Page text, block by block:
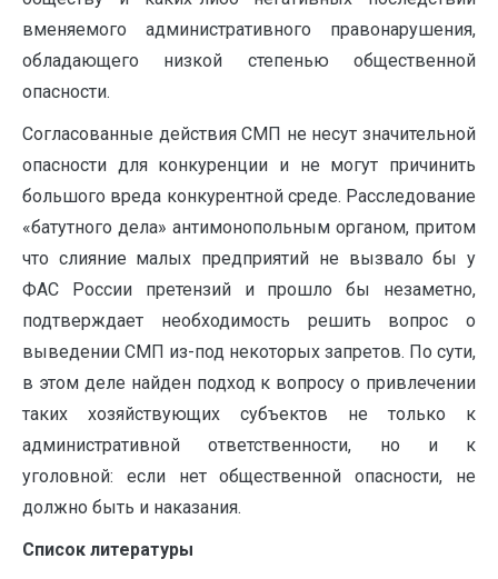
вменяемого административного правонарушения,
обладающего низкой степенью общественной
опасности.
Согласованные действия СМП не несут значительной
опасности для конкуренции и не могут причинить
большого вреда конкурентной среде. Расследование
«батутного дела» антимонопольным органом, притом
что слияние малых предприятий не вызвало бы у
ФАС России претензий и прошло бы незаметно,
подтверждает необходимость решить вопрос о
выведении СМП из-под некоторых запретов. По сути,
в этом деле найден подход к вопросу о привлечении
таких хозяйствующих субъектов не только к
административной ответственности, но и к
уголовной: если нет общественной опасности, не
должно быть и наказания.
Список литературы